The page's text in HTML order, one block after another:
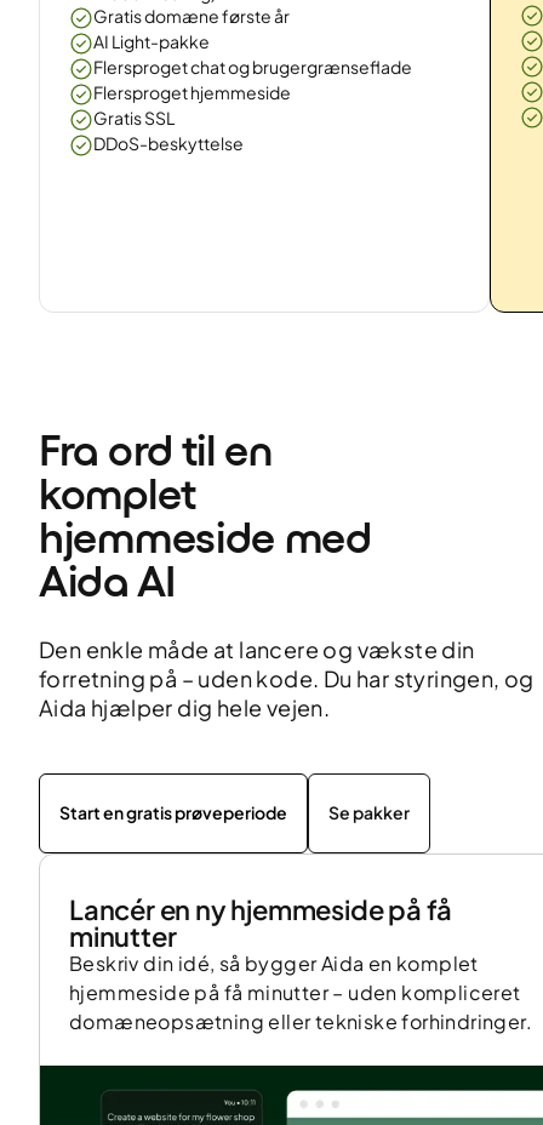
Gratis domæne første år
AI Light-pakke
Flersproget chat og brugergrænseflade
Flersproget hjemmeside
Gratis SSL
DDoS-beskyttelse
Fra ord til en
komplet
hjemmeside med
Aida AI
Den enkle måde at lancere og vækste din
forretning på – uden kode. Du har styringen, og
Aida hjælper dig hele vejen.
Start en gratis prøveperiode Se pakker
Lancér en ny hjemmeside på få
minutter
Beskriv din idé, så bygger Aida en komplet
hjemmeside på få minutter – uden kompliceret
domæneopsætning eller tekniske forhindringer.